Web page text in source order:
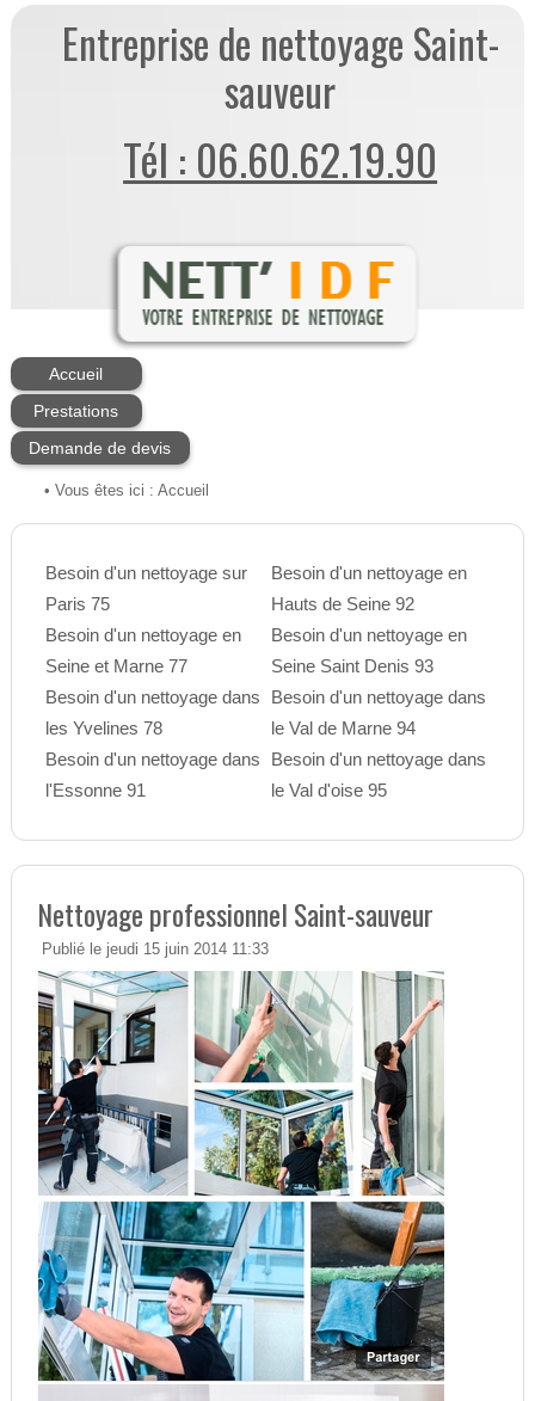
Entreprise de nettoyage Saint-
sauveur
Tél : 06.60.62.19.90
Accueil
Prestations
Demande de devis
• Vous êtes ici : Accueil
Besoin d'un nettoyage sur
Paris 75
Besoin d'un nettoyage en
Seine et Marne 77
Besoin d'un nettoyage dans
les Yvelines 78
Besoin d'un nettoyage dans
l'Essonne 91
Besoin d'un nettoyage en
Hauts de Seine 92
Besoin d'un nettoyage en
Seine Saint Denis 93
Besoin d'un nettoyage dans
le Val de Marne 94
Besoin d'un nettoyage dans
le Val d'oise 95
Nettoyage professionnel Saint-sauveur
Publié le jeudi 15 juin 2014 11:33